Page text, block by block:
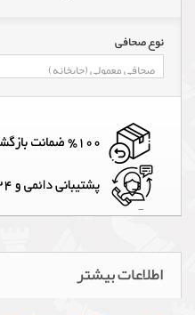
نوع صحافی
اطلاعات بیشتر